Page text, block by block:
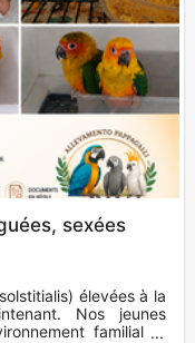
sexées
élevées à la
Nos jeunes
familial et